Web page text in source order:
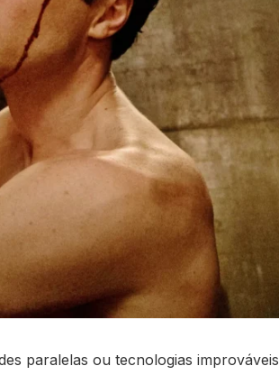
paralelas ou tecnologias improváveis